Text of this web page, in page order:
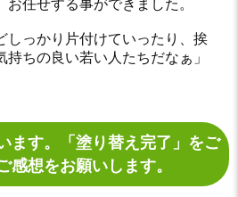
任せする事ができました。
しっかり片付けていったり、挨
ちの良い若い人たちだなぁ」
ます。「塗り替え完了」をご
感想をお願いします。